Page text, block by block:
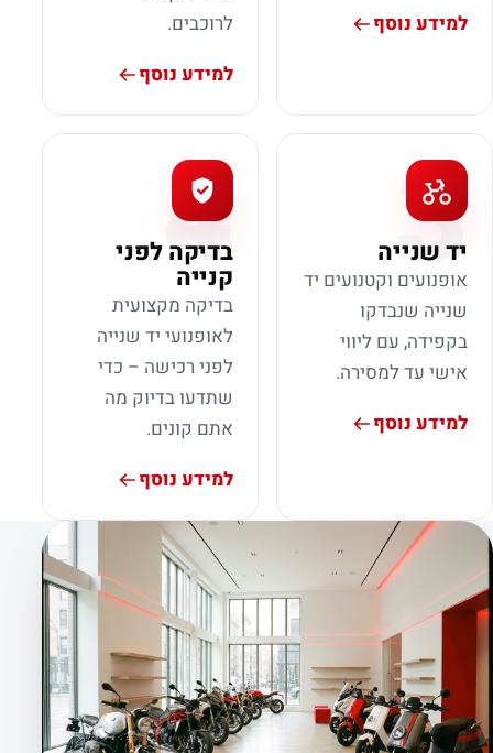
למידע נוסף
לרוכבים.
למידע נוסף
3
יד שנייה
אופנועים וקטנועים יד
שנייה שנבדקו
בקפידה, עם ליווי
אישי עד למסירה.
למידע נוסף
4
בדיקה לפני
קנייה
בדיקה מקצועית
לאופנועי יד שנייה
לפני רכישה – כדי
שתדעו בדיוק מה
אתם קונים.
למידע נוסף